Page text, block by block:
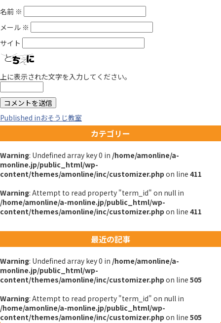
名前 ※
メール ※
サイト
上に表示された文字を入力してください。
投
稿
ナ
ビ
ゲ
ー
シ
ョ
ン
Published inおそうじ教室
カテゴリー
Warning: Undefined array key 0 in /home/amonline/a-
monline.jp/public_html/wp-
content/themes/amonline/inc/customizer.php on line 411
Warning: Attempt to read property "term_id" on null in
/home/amonline/a-monline.jp/public_html/wp-
content/themes/amonline/inc/customizer.php on line 411
最近の記事
Warning: Undefined array key 0 in /home/amonline/a-
monline.jp/public_html/wp-
content/themes/amonline/inc/customizer.php on line 505
Warning: Attempt to read property "term_id" on null in
/home/amonline/a-monline.jp/public_html/wp-
content/themes/amonline/inc/customizer.php on line 505